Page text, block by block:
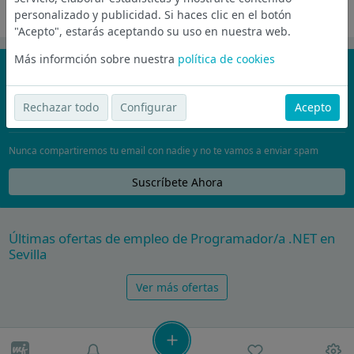
Oferta desactivada
¡No te pierdas nada!
Únete a la comunidad de wijobs y recibe por email las mejores
ofertas de empleo
Nunca compartiremos tu email con nadie y no te vamos a enviar spam
Suscríbete Ahora
Últimas ofertas de empleo de Programador/a .NET en
Sevilla
Ver más ofertas
personalizado y publicidad. Si haces clic en el botón
"Acepto", estarás aceptando su uso en nuestra web.
Más informción sobre nuestra política de cookies
Rechazar todo Configurar Acepto